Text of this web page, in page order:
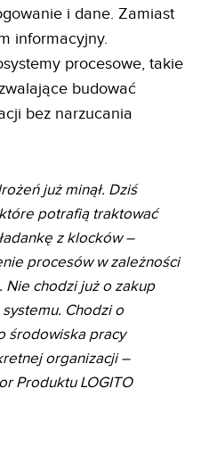
i dane. Zamiast
informacyjny.
procesowe, takie
budować
bez narzucania
już minął. Dziś
potrafią traktować
z klocków –
procesów w zależności
Nie chodzi już o zakup
Chodzi o
środowiska pracy
organizacji –
Produktu LOGITO